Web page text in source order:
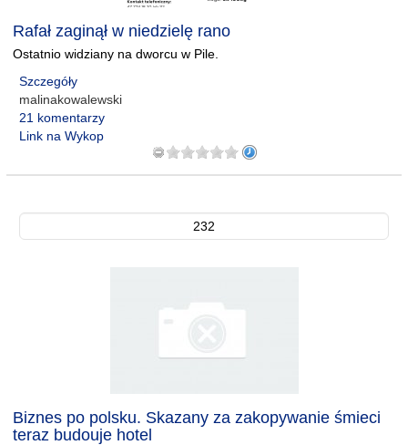
Rafał zaginął w niedzielę rano
Ostatnio widziany na dworcu w Pile.
Szczegóły
malinakowalewski
21 komentarzy
Link na Wykop
232
Biznes po polsku. Skazany za zakopywanie śmieci
teraz budouje hotel